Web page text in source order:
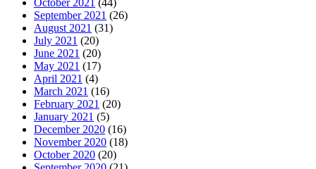
September 2021 (26)
August 2021 (31)
July 2021 (20)
June 2021 (20)
May 2021 (17)
April 2021 (4)
March 2021 (16)
February 2021 (20)
January 2021 (5)
December 2020 (16)
November 2020 (18)
October 2020 (20)